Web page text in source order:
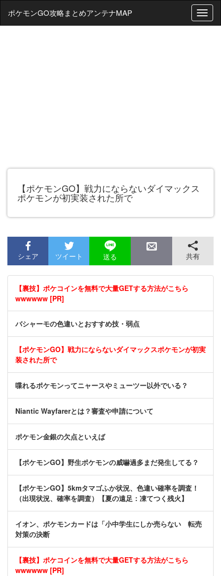
T
o
ポケモンGO攻略まとめアンテナMAP
【ポケモンGO】戦力にならないダイマックス
ポケモンが初実装された所で
シェア ツイート 送る 共有
【裏技】ポケコインを無料で大量GETする方法がこちら
wwwwww [PR]
バシャーモの色違いとおすすめ技・弱点
【ポケモンGO】戦力にならないダイマックスポケモンが初実
装された所で
喋れるポケモンってニャースやミューツー以外でいる？
Niantic Wayfarerとは？審査や申請について
ポケモン金銀の欠点といえば
【ポケモンGO】野生ポケモンの威嚇過多まだ発生してる？
【ポケモンGO】5kmタマゴふか状況、色違い確率を調査！
（出現状況、確率を調査）【夏の遠足：凍てつく残火】
イオン、ポケモンカードは「小中学生にしか売らない 転売
対策の決断
【裏技】ポケコインを無料で大量GETする方法がこちら
wwwwww [PR]